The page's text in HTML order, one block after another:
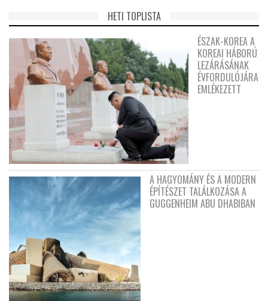
HETI TOPLISTA
ÉSZAK-KOREA A
KOREAI HÁBORÚ
LEZÁRÁSÁNAK
ÉVFORDULÓJÁRA
EMLÉKEZETT
A HAGYOMÁNY ÉS A MODERN
ÉPÍTÉSZET TALÁLKOZÁSA A
GUGGENHEIM ABU DHABIBAN